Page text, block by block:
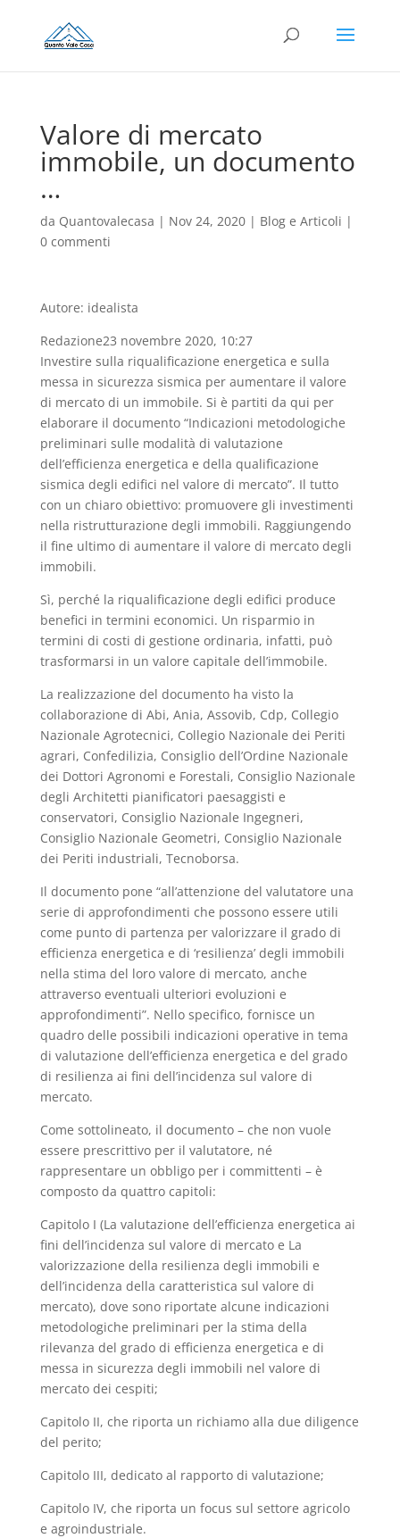
Valore di mercato
immobile, un documento
…
da Quantovalecasa | Nov 24, 2020| Blog e Articoli |
0 commenti
Autore: idealista
Redazione23 novembre 2020, 10:27
Investire sulla riqualificazione energetica e sulla
messa in sicurezza sismica per aumentare il valore
di mercato di un immobile. Si è partiti da qui per
elaborare il documento “Indicazioni metodologiche
preliminari sulle modalità di valutazione
dell’efficienza energetica e della qualificazione
sismica degli edifici nel valore di mercato”. Il tutto
con un chiaro obiettivo: promuovere gli investimenti
nella ristrutturazione degli immobili. Raggiungendo
il fine ultimo di aumentare il valore di mercato degli
immobili.
Sì, perché la riqualificazione degli edifici produce
benefici in termini economici. Un risparmio in
termini di costi di gestione ordinaria, infatti, può
trasformarsi in un valore capitale dell’immobile.
La realizzazione del documento ha visto la
collaborazione di Abi, Ania, Assovib, Cdp, Collegio
Nazionale Agrotecnici, Collegio Nazionale dei Periti
agrari, Confedilizia, Consiglio dell’Ordine Nazionale
dei Dottori Agronomi e Forestali, Consiglio Nazionale
degli Architetti pianificatori paesaggisti e
conservatori, Consiglio Nazionale Ingegneri,
Consiglio Nazionale Geometri, Consiglio Nazionale
dei Periti industriali, Tecnoborsa.
Il documento pone “all’attenzione del valutatore una
serie di approfondimenti che possono essere utili
come punto di partenza per valorizzare il grado di
efficienza energetica e di ‘resilienza’ degli immobili
nella stima del loro valore di mercato, anche
attraverso eventuali ulteriori evoluzioni e
approfondimenti”. Nello specifico, fornisce un
quadro delle possibili indicazioni operative in tema
di valutazione dell’efficienza energetica e del grado
di resilienza ai fini dell’incidenza sul valore di
mercato.
Come sottolineato, il documento – che non vuole
essere prescrittivo per il valutatore, né
rappresentare un obbligo per i committenti – è
composto da quattro capitoli:
Capitolo I (La valutazione dell’efficienza energetica ai
fini dell’incidenza sul valore di mercato e La
valorizzazione della resilienza degli immobili e
dell’incidenza della caratteristica sul valore di
mercato), dove sono riportate alcune indicazioni
metodologiche preliminari per la stima della
rilevanza del grado di efficienza energetica e di
messa in sicurezza degli immobili nel valore di
mercato dei cespiti;
Capitolo II, che riporta un richiamo alla due diligence
del perito;
Capitolo III, dedicato al rapporto di valutazione;
Capitolo IV, che riporta un focus sul settore agricolo
e agroindustriale.